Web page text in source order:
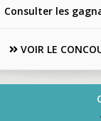
Consulter les
VOIR LE